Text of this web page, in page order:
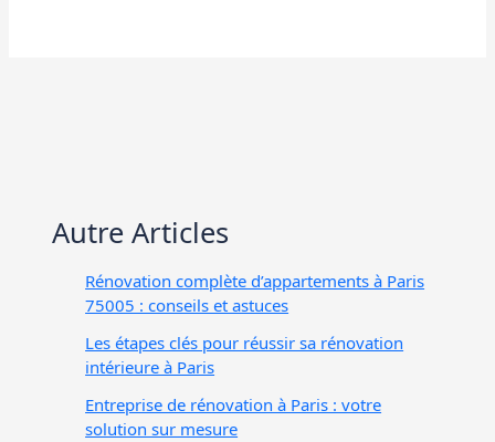
Autre Articles
Rénovation complète d’appartements à Paris
75005 : conseils et astuces
Les étapes clés pour réussir sa rénovation
intérieure à Paris
Entreprise de rénovation à Paris : votre
solution sur mesure